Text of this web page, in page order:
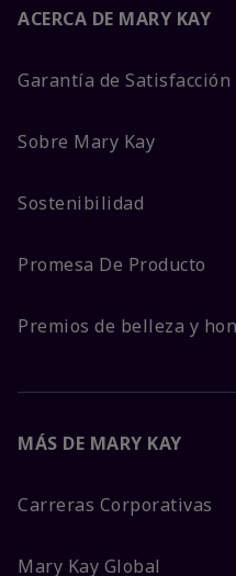
ACERCA DE MARY KAY
Garantía de Satisfacción
Sobre Mary Kay
Sostenibilidad
Promesa De Producto
Premios de belleza y
MÁS DE MARY KAY
Carreras Corporativas
Mary Kay Global